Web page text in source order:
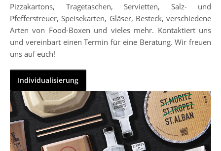
Pizzakartons, Tragetaschen, Servietten, Salz- und
Pfefferstreuer, Speisekarten, Gläser, Besteck, verschiedene
Arten von Food-Boxen und vieles mehr. Kontaktiert uns
und vereinbart einen Termin für eine Beratung. Wir freuen
uns auf euch!
Individualisierung